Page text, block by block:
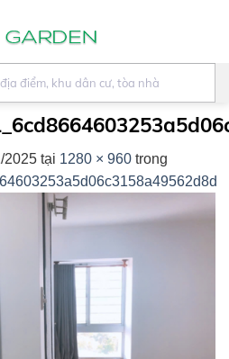
2025 tại 1280 × 960 trong